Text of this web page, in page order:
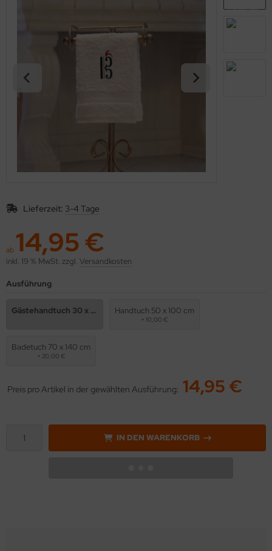
Lieferzeit: 3-4 Tage
ab 14,95 €
inkl. 19 % MwSt. zzgl. Versandkosten
Ausführung
Gästehandtuch 30 x 50 cm Handtuch 50 x 100 cm
+ 10,00 €
Badetuch 70 x 140 cm
+ 20,00 €
Preis pro Artikel in der gewählten Ausführung: 14,95 €
IN DEN WARENKORB